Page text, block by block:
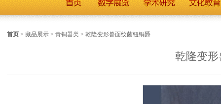
首页> 藏品展示> 青铜器类> 乾隆变形兽面纹菌钮铜爵
乾隆变